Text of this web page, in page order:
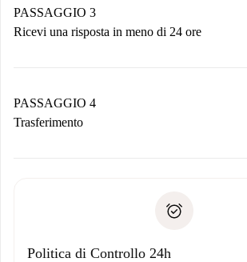
non accetta.
PASSAGGIO 3
Ricevi una risposta in meno di 24 ore
contatto con il proprietario.
Se rifiutata: non ti addebiteremo nulla e
Domiciliazione del pagamento
PASSAGGIO 4
Trasferimento
solo se non segnali problemi.
Politica di Controllo 24h